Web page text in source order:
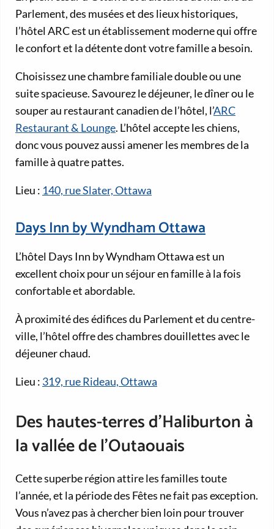
Parlement, des musées et des lieux historiques,
l’hôtel ARC est un établissement moderne qui offre
le confort et la détente dont votre famille a besoin.
Choisissez une chambre familiale double ou une
suite spacieuse. Savourez le déjeuner, le dîner ou le
souper au restaurant canadien de l’hôtel, l’ARC
Restaurant & Lounge. L’hôtel accepte les chiens,
donc vous pouvez aussi amener les membres de la
famille à quatre pattes.
Lieu : 140, rue Slater, Ottawa
Days Inn by Wyndham Ottawa
L’hôtel Days Inn by Wyndham Ottawa est un
excellent choix pour un séjour en famille à la fois
confortable et abordable.
À proximité des édifices du Parlement et du centre-
ville, l’hôtel offre des chambres douillettes avec le
déjeuner chaud.
Lieu : 319, rue Rideau, Ottawa
Des hautes-terres d’Haliburton à
la vallée de l’Outaouais
Cette superbe région attire les familles toute
l’année, et la période des Fêtes ne fait pas exception.
Vous n’avez pas à chercher bien loin pour trouver